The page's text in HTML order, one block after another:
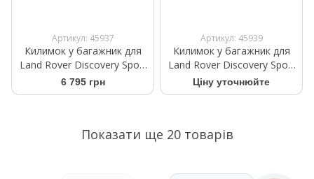
Артикул: 45937
Килимок у багажник для
Land Rover Discovery Sport
2015- бежевий
WeatherTech 41788
6 795 грн
Артикул: 45939
Килимок у багажник для
Land Rover Discovery Sport
2015- чорний WeatherTech
40788
Ціну уточнюйте
Показати ще 20 товарів